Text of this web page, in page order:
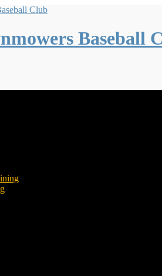
Baseball